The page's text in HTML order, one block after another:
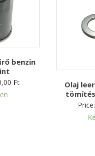
benzin
Ft
Olaj
Price: